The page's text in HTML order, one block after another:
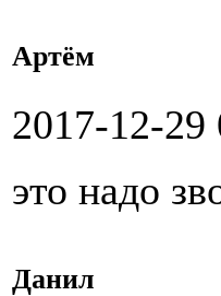
Артём
2017-12-29
это надо
Данил